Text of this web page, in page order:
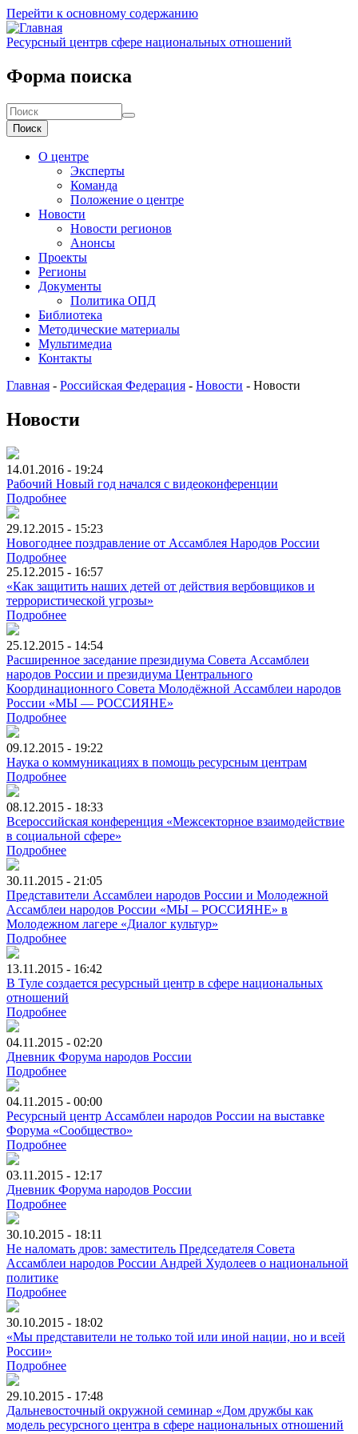
Перейти к основному содержанию
Ресурсный центрв сфере национальных отношений
Форма поиска
Поиск
О центре
Эксперты
Команда
Положение о центре
Новости
Новости регионов
Анонсы
Проекты
Регионы
Документы
Политика ОПД
Библиотека
Методические материалы
Мультимедиа
Контакты
Главная - Российская Федерация - Новости - Новости
Новости
14.01.2016 - 19:24
Рабочий Новый год начался с видеоконференции
Подробнее
29.12.2015 - 15:23
Новогоднее поздравление от Ассамблея Народов России
Подробнее
25.12.2015 - 16:57
«Как защитить наших детей от действия вербовщиков и
террористической угрозы»
Подробнее
25.12.2015 - 14:54
Расширенное заседание президиума Совета Ассамблеи
народов России и президиума Центрального
Координационного Совета Молодёжной Ассамблеи народов
России «МЫ — РОССИЯНЕ»
Подробнее
09.12.2015 - 19:22
Наука о коммуникациях в помощь ресурсным центрам
Подробнее
08.12.2015 - 18:33
Всероссийская конференция «Межсекторное взаимодействие
в социальной сфере»
Подробнее
30.11.2015 - 21:05
Представители Ассамблеи народов России и Молодежной
Ассамблеи народов России «МЫ – РОССИЯНЕ» в
Молодежном лагере «Диалог культур»
Подробнее
13.11.2015 - 16:42
В Туле создается ресурсный центр в сфере национальных
отношений
Подробнее
04.11.2015 - 02:20
Дневник Форума народов России
Подробнее
04.11.2015 - 00:00
Ресурсный центр Ассамблеи народов России на выставке
Форума «Сообщество»
Подробнее
03.11.2015 - 12:17
Дневник Форума народов России
Подробнее
30.10.2015 - 18:11
Не наломать дров: заместитель Председателя Совета
Ассамблеи народов России Андрей Худолеев о национальной
политике
Подробнее
30.10.2015 - 18:02
«Мы представители не только той или иной нации, но и всей
России»
Подробнее
29.10.2015 - 17:48
Дальневосточный окружной семинар «Дом дружбы как
модель ресурсного центра в сфере национальных отношений